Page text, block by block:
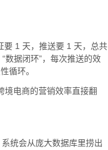
要 1 天，推送要 1 天，总共
数据闭环”，每次推送的效
循环。
境电商的营销效率直接翻
统会从庞大数据库里捞出